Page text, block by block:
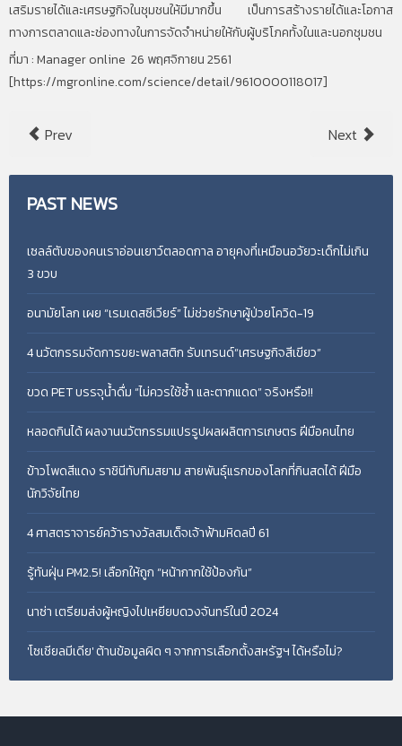
เสริมรายได้และเศรษฐกิจในชุมชนให้มีมากขึ้น เป็นการสร้างรายได้และโอกาส
ทางการตลาดและช่องทางในการจัดจำหน่ายให้กับผู้บริโภคทั้งในและนอกชุมชน
ที่มา : Manager online 26 พฤศจิกายน 2561
[https://mgronline.com/science/detail/9610000118017]
Prev Next
PAST NEWS
เซลล์ตับของคนเราอ่อนเยาว์ตลอดกาล อายุคงที่เหมือนอวัยวะเด็กไม่เกิน
3 ขวบ
อนามัยโลก เผย “เรมเดสซีเวียร์” ไม่ช่วยรักษาผู้ป่วยโควิด-19
4 นวัตกรรมจัดการขยะพลาสติก รับเทรนด์“เศรษฐกิจสีเขียว”
ขวด PET บรรจุน้ำดื่ม “ไม่ควรใช้ซ้ำ และตากแดด” จริงหรือ!!
หลอดกินได้ ผลงานนวัตกรรมแปรรูปผลผลิตการเกษตร ฝีมือคนไทย
ข้าวโพดสีแดง ราชินีทับทิมสยาม สายพันธุ์แรกของโลกที่กินสดได้ ฝีมือ
นักวิจัยไทย
4 ศาสตราจารย์คว้ารางวัลสมเด็จเจ้าฟ้ามหิดลปี 61
รู้ทันฝุ่น PM2.5! เลือกให้ถูก “หน้ากากใช้ป้องกัน”
นาซ่า เตรียมส่งผู้หญิงไปเหยียบดวงจันทร์ในปี 2024
'โซเชียลมีเดีย' ต้านข้อมูลผิด ๆ จากการเลือกตั้งสหรัฐฯ ได้หรือไม่?